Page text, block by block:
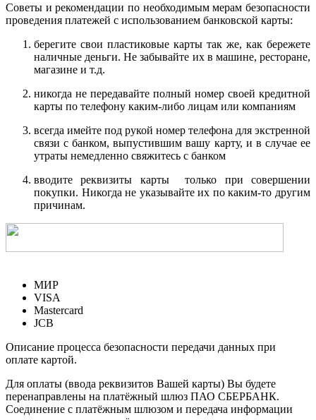
Советы и рекомендации по необходимым мерам безопасности
проведения платежей с использованием банковской карты:
берегите свои пластиковые карты так же, как бережете
наличные деньги. Не забывайте их в машине, ресторане,
магазине и т.д.
никогда не передавайте полный номер своей кредитной
карты по телефону каким-либо лицам или компаниям
всегда имейте под рукой номер телефона для экстренной
связи с банком, выпустившим вашу карту, и в случае ее
утраты немедленно свяжитесь с банком
вводите реквизиты карты только при совершении
покупки. Никогда не указывайте их по каким-то другим
причинам.
МИР
VISA
Mastercard
JCB
Описание процесса безопасности передачи данных при
оплате картой.
Для оплаты (ввода реквизитов Вашей карты) Вы будете
перенаправлены на платёжный шлюз ПАО СБЕРБАНК.
Соединение с платёжным шлюзом и передача информации